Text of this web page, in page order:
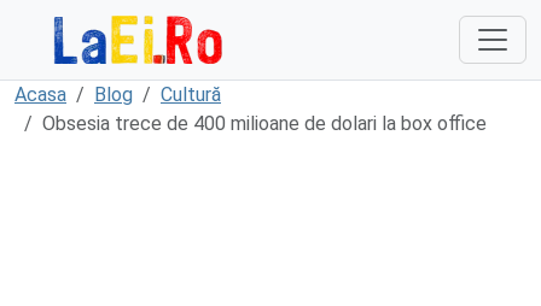
Sari la continut
Acasa Blog
Cultură
Obsesia trece de 400 milioane de dolari la box office